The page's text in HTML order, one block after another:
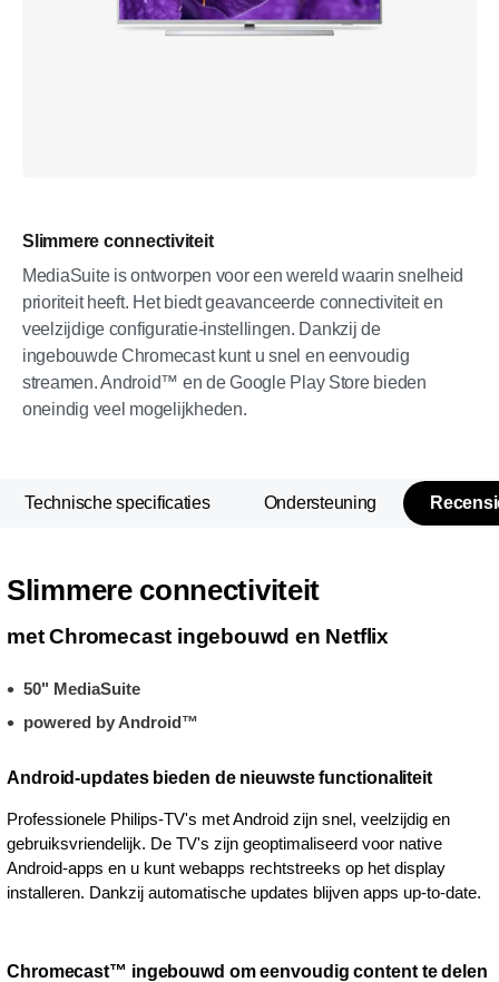
Slimmere connectiviteit
MediaSuite is ontworpen voor een wereld waarin snelheid
prioriteit heeft. Het biedt geavanceerde connectiviteit en
veelzijdige configuratie-instellingen. Dankzij de
ingebouwde Chromecast kunt u snel en eenvoudig
streamen. Android™ en de Google Play Store bieden
oneindig veel mogelijkheden.
Technische specificaties Ondersteuning
Slimmere connectiviteit
met Chromecast ingebouwd en Netflix
50" MediaSuite
powered by Android™
Android-updates bieden de nieuwste functionaliteit
Professionele Philips-TV's met Android zijn snel, veelzijdig en
gebruiksvriendelijk. De TV's zijn geoptimaliseerd voor native
Android-apps en u kunt webapps rechtstreeks op het display
installeren. Dankzij automatische updates blijven apps up-to-date.
Chromecast™ ingebouwd om eenvoudig content te delen